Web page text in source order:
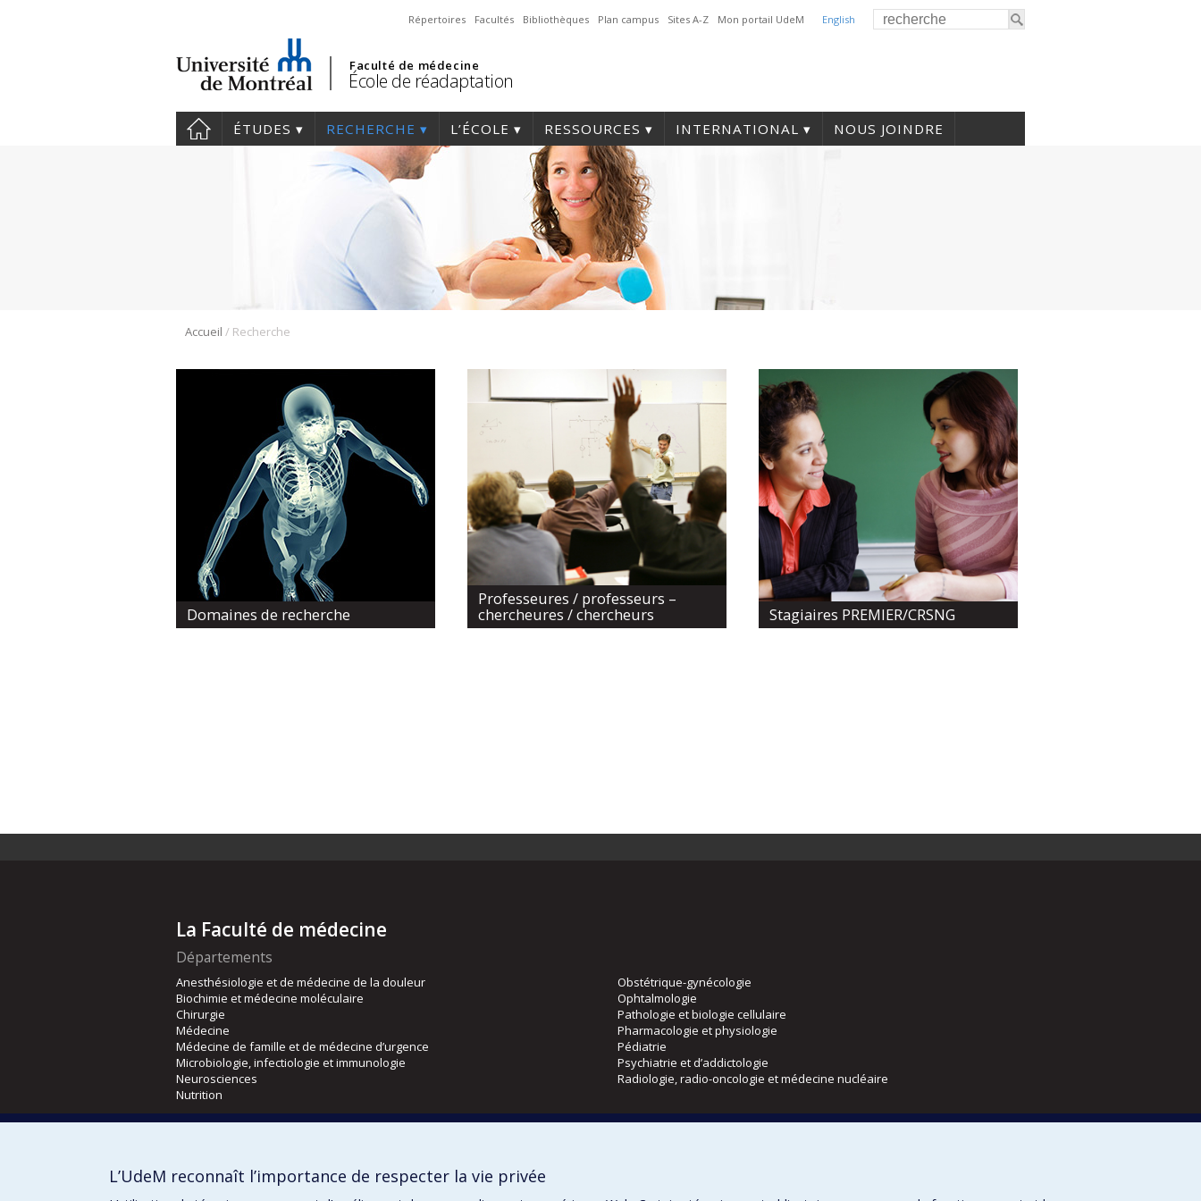
English
Répertoires Facultés Bibliothèques Plan campus Sites A-Z Mon portail UdeM
Faculté de médecine
École de réadaptation
ÉTUDES RECHERCHE L’ÉCOLE RESSOURCES INTERNATIONAL NOUS JOINDRE
Accueil / Recherche
Domaines de recherche
Professeures / professeurs –
chercheures / chercheurs Stagiaires PREMIER/CRSNG
La Faculté de médecine
Départements
Anesthésiologie et de médecine de la douleur
Biochimie et médecine moléculaire
Chirurgie
Médecine
Médecine de famille et de médecine d’urgence
Microbiologie, infectiologie et immunologie
Neurosciences
Nutrition
Obstétrique-gynécologie
Ophtalmologie
Pathologie et biologie cellulaire
Pharmacologie et physiologie
Pédiatrie
Psychiatrie et d’addictologie
Radiologie, radio-oncologie et médecine nucléaire
Orthophonie et audiologie
L’UdeM reconnaît l’importance de respecter la vie privée